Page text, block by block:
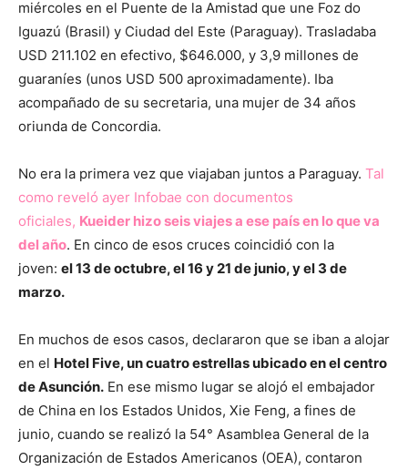
miércoles en el Puente de la Amistad que une Foz do
Iguazú (Brasil) y Ciudad del Este (Paraguay). Trasladaba
USD 211.102 en efectivo, $646.000, y 3,9 millones de
guaraníes (unos USD 500 aproximadamente). Iba
acompañado de su secretaria, una mujer de 34 años
oriunda de Concordia.
No era la primera vez que viajaban juntos a Paraguay. Tal
como reveló ayer Infobae con documentos
oficiales, Kueider hizo seis viajes a ese país en lo que va
del año. En cinco de esos cruces coincidió con la
joven: el 13 de octubre, el 16 y 21 de junio, y el 3 de
marzo.
En muchos de esos casos, declararon que se iban a alojar
en el Hotel Five, un cuatro estrellas ubicado en el centro
de Asunción. En ese mismo lugar se alojó el embajador
de China en los Estados Unidos, Xie Feng, a fines de
junio, cuando se realizó la 54° Asamblea General de la
Organización de Estados Americanos (OEA), contaron